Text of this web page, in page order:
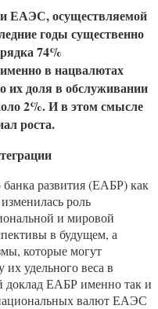
ЕАЭС, осуществляемой
годы существенно
74%
именно в нацвалютах
их доля в обслуживании
2%. И в этом смысле
роста.
развития (ЕАБР) как
роль
и мировой
в будущем, а
которые могут
их удельного веса в
доклад ЕАБР именно так и
валют ЕАЭС